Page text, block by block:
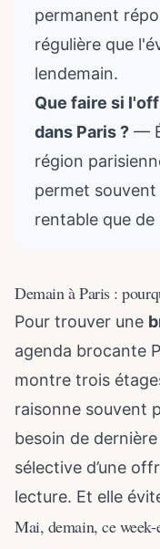
permanent
régulière que
lendemain.
Que faire si
dans Paris ? —
région
permet
rentable que de
Demain à Paris :
Pour trouver une
agenda brocante
montre trois
raisonne souvent
besoin de
sélective d’une
lecture. Et elle
Mai, demain, ce